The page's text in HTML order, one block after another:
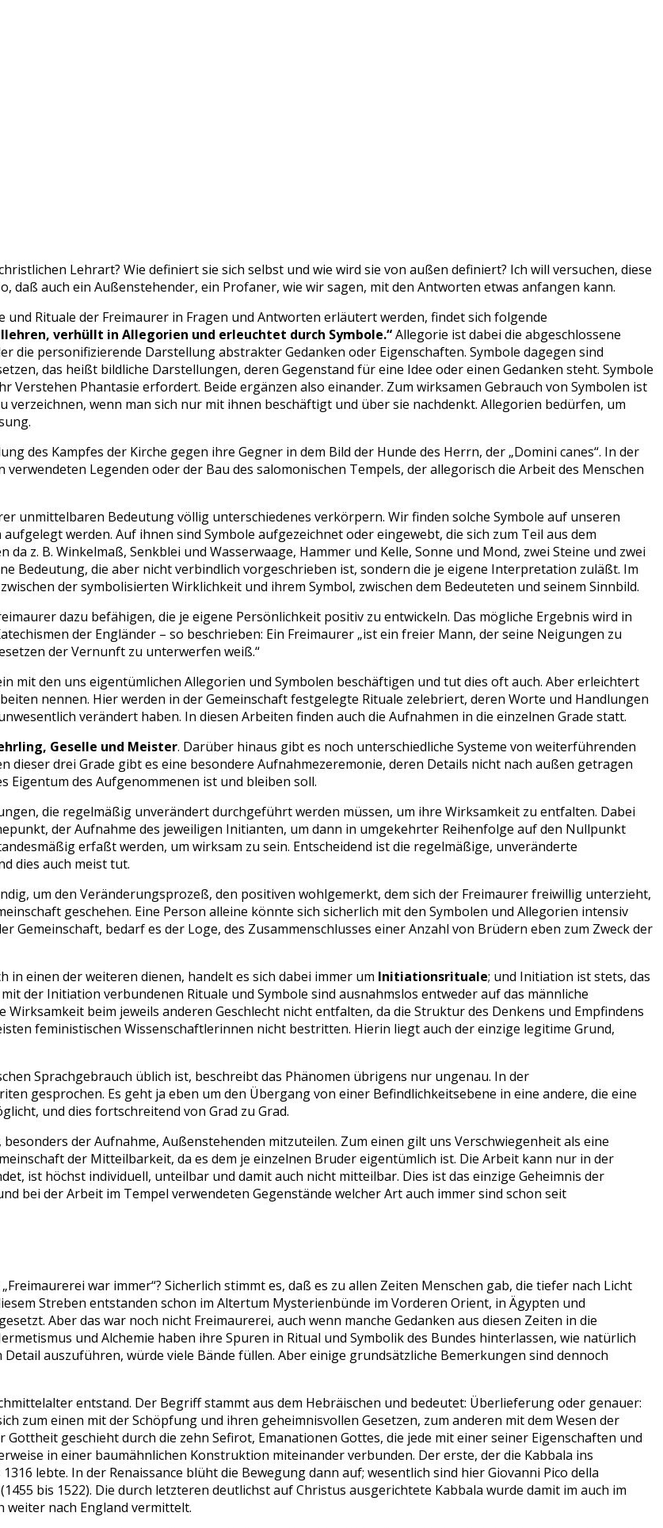
Lehrart? Wie definiert sie sich selbst und wie wird sie von außen definiert? Ich will versuchen, diese
daß auch ein Außenstehender, ein Profaner, wie wir sagen, mit den Antworten etwas anfangen kann.
und Rituale der Freimaurer in Fragen und Antworten erläutert werden, findet sich folgende
verhüllt in Allegorien und erleuchtet durch Symbole.“Allegorie ist dabei die abgeschlossene
die personifizierende Darstellung abstrakter Gedanken oder Eigenschaften. Symbole dagegen sind
das heißt bildliche Darstellungen, deren Gegenstand für eine Idee oder einen Gedanken steht. Symbole
Verstehen Phantasie erfordert. Beide ergänzen also einander. Zum wirksamen Gebrauch von Symbolen ist
wenn man sich nur mit ihnen beschäftigt und über sie nachdenkt. Allegorien bedürfen, um
des Kampfes der Kirche gegen ihre Gegner in dem Bild der Hunde des Herrn, der „Domini canes“. In der
Legenden oder der Bau des salomonischen Tempels, der allegorisch die Arbeit des Menschen
unmittelbaren Bedeutung völlig unterschiedenes verkörpern. Wir finden solche Symbole auf unseren
werden. Auf ihnen sind Symbole aufgezeichnet oder eingewebt, die sich zum Teil aus dem
z. B. Winkelmaß, Senkblei und Wasserwaage, Hammer und Kelle, Sonne und Mond, zwei Steine und zwei
Bedeutung, die aber nicht verbindlich vorgeschrieben ist, sondern die je eigene Interpretation zuläßt. Im
der symbolisierten Wirklichkeit und ihrem Symbol, zwischen dem Bedeuteten und seinem Sinnbild.
dazu befähigen, die je eigene Persönlichkeit positiv zu entwickeln. Das mögliche Ergebnis wird in
der Engländer – so beschrieben: Ein Freimaurer „ist ein freier Mann, der seine Neigungen zu
der Vernunft zu unterwerfen weiß.“
mit den uns eigentümlichen Allegorien und Symbolen beschäftigen und tut dies oft auch. Aber erleichtert
nennen. Hier werden in der Gemeinschaft festgelegte Rituale zelebriert, deren Worte und Handlungen
verändert haben. In diesen Arbeiten finden auch die Aufnahmen in die einzelnen Grade statt.
Geselle und Meister. Darüber hinaus gibt es noch unterschiedliche Systeme von weiterführenden
dieser drei Grade gibt es eine besondere Aufnahmezeremonie, deren Details nicht nach außen getragen
Eigentum des Aufgenommenen ist und bleiben soll.
die regelmäßig unverändert durchgeführt werden müssen, um ihre Wirksamkeit zu entfalten. Dabei
der Aufnahme des jeweiligen Initianten, um dann in umgekehrter Reihenfolge auf den Nullpunkt
erfaßt werden, um wirksam zu sein. Entscheidend ist die regelmäßige, unveränderte
dies auch meist tut.
um den Veränderungsprozeß, den positiven wohlgemerkt, dem sich der Freimaurer freiwillig unterzieht,
geschehen. Eine Person alleine könnte sich sicherlich mit den Symbolen und Allegorien intensiv
bedarf es der Loge, des Zusammenschlusses einer Anzahl von Brüdern eben zum Zweck der
in einen der weiteren dienen, handelt es sich dabei immer um Initiationsrituale; und Initiation ist stets, das
der Initiation verbundenen Rituale und Symbole sind ausnahmslos entweder auf das männliche
beim jeweils anderen Geschlecht nicht entfalten, da die Struktur des Denkens und Empfindens
feministischen Wissenschaftlerinnen nicht bestritten. Hierin liegt auch der einzige legitime Grund,
Sprachgebrauch üblich ist, beschreibt das Phänomen übrigens nur ungenau. In der
gesprochen. Es geht ja eben um den Übergang von einer Befindlichkeitsebene in eine andere, die eine
und dies fortschreitend von Grad zu Grad.
der Aufnahme, Außenstehenden mitzuteilen. Zum einen gilt uns Verschwiegenheit als eine
der Mitteilbarkeit, da es dem je einzelnen Bruder eigentümlich ist. Die Arbeit kann nur in der
ist höchst individuell, unteilbar und damit auch nicht mitteilbar. Dies ist das einzige Geheimnis der
bei der Arbeit im Tempel verwendeten Gegenstände welcher Art auch immer sind schon seit
war immer“? Sicherlich stimmt es, daß es zu allen Zeiten Menschen gab, die tiefer nach Licht
Streben entstanden schon im Altertum Mysterienbünde im Vorderen Orient, in Ägypten und
Aber das war noch nicht Freimaurerei, auch wenn manche Gedanken aus diesen Zeiten in die
und Alchemie haben ihre Spuren in Ritual und Symbolik des Bundes hinterlassen, wie natürlich
auszuführen, würde viele Bände füllen. Aber einige grundsätzliche Bemerkungen sind dennoch
entstand. Der Begriff stammt aus dem Hebräischen und bedeutet: Überlieferung oder genauer:
zum einen mit der Schöpfung und ihren geheimnisvollen Gesetzen, zum anderen mit dem Wesen der
geschieht durch die zehn Sefirot, Emanationen Gottes, die jede mit einer seiner Eigenschaften und
in einer baumähnlichen Konstruktion miteinander verbunden. Der erste, der die Kabbala ins
lebte. In der Renaissance blüht die Bewegung dann auf; wesentlich sind hier Giovanni Pico della
bis 1522). Die durch letzteren deutlichst auf Christus ausgerichtete Kabbala wurde damit im auch im
nach England vermittelt.